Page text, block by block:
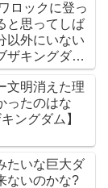
ロックに登っ
と思ってしば
以外にいない
ザキングダ
文明消えた理
ったのはな
ングダム】
たいな巨大ダ
ないのかな?